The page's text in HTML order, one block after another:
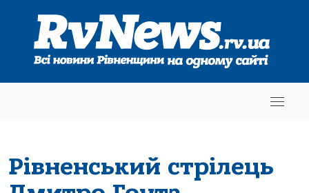
Рівненський стрілець